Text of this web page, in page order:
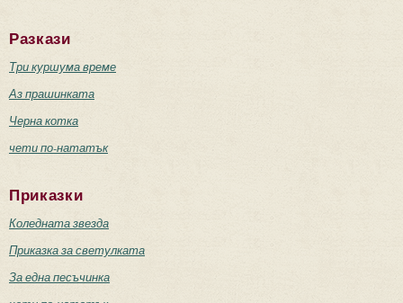
Разкази
Три куршума време
Аз прашинката
Черна котка
чети по-нататък
Приказки
Коледната звезда
Приказка за светулката
За една песъчинка